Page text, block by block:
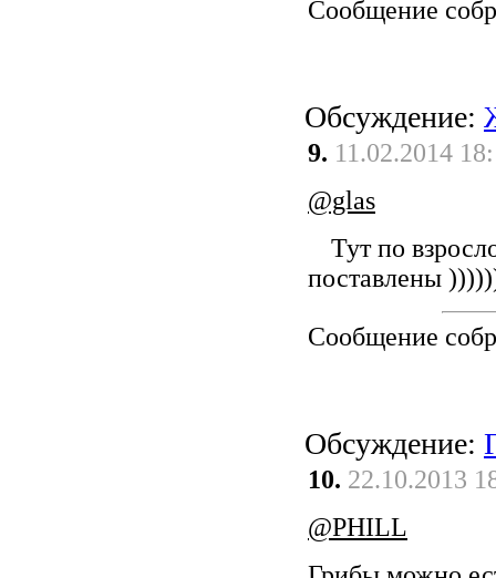
Сообщение
Обсуждение:
9. 11.02.2014
@glas
Тут по
поставлены
Сообщение
Обсуждение:
10. 22.10.2013
@PHILL